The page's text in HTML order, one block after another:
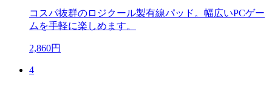
コスパ抜群のロジクール製有線パッド。幅広いPCゲー
ムを手軽に楽しめます。
2,860円
4